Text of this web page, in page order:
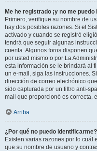
Me he registrado ¡y no me
Primero, verifique su nombre de
hay dos posibles razones. Si el
activado y cuando se registró
tendrá que seguir algunas
cuenta. Algunos foros disponen
por usted mismo o por La
esta información se le brindará al
un e-mail, siga las instrucciones.
dirección de correo electrónico
sido capturada por un filtro anti-
mail que proporcionó es correcta,
Arriba
¿Por qué no puedo identificarme?
Existen varias razones por lo cuál
que su nombre de usuario y